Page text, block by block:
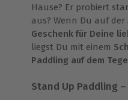
Hause? Er probiert
aus? Wenn Du auf
Geschenk für Deine
liegst Du mit einem
Paddling auf dem
Stand Up Paddling